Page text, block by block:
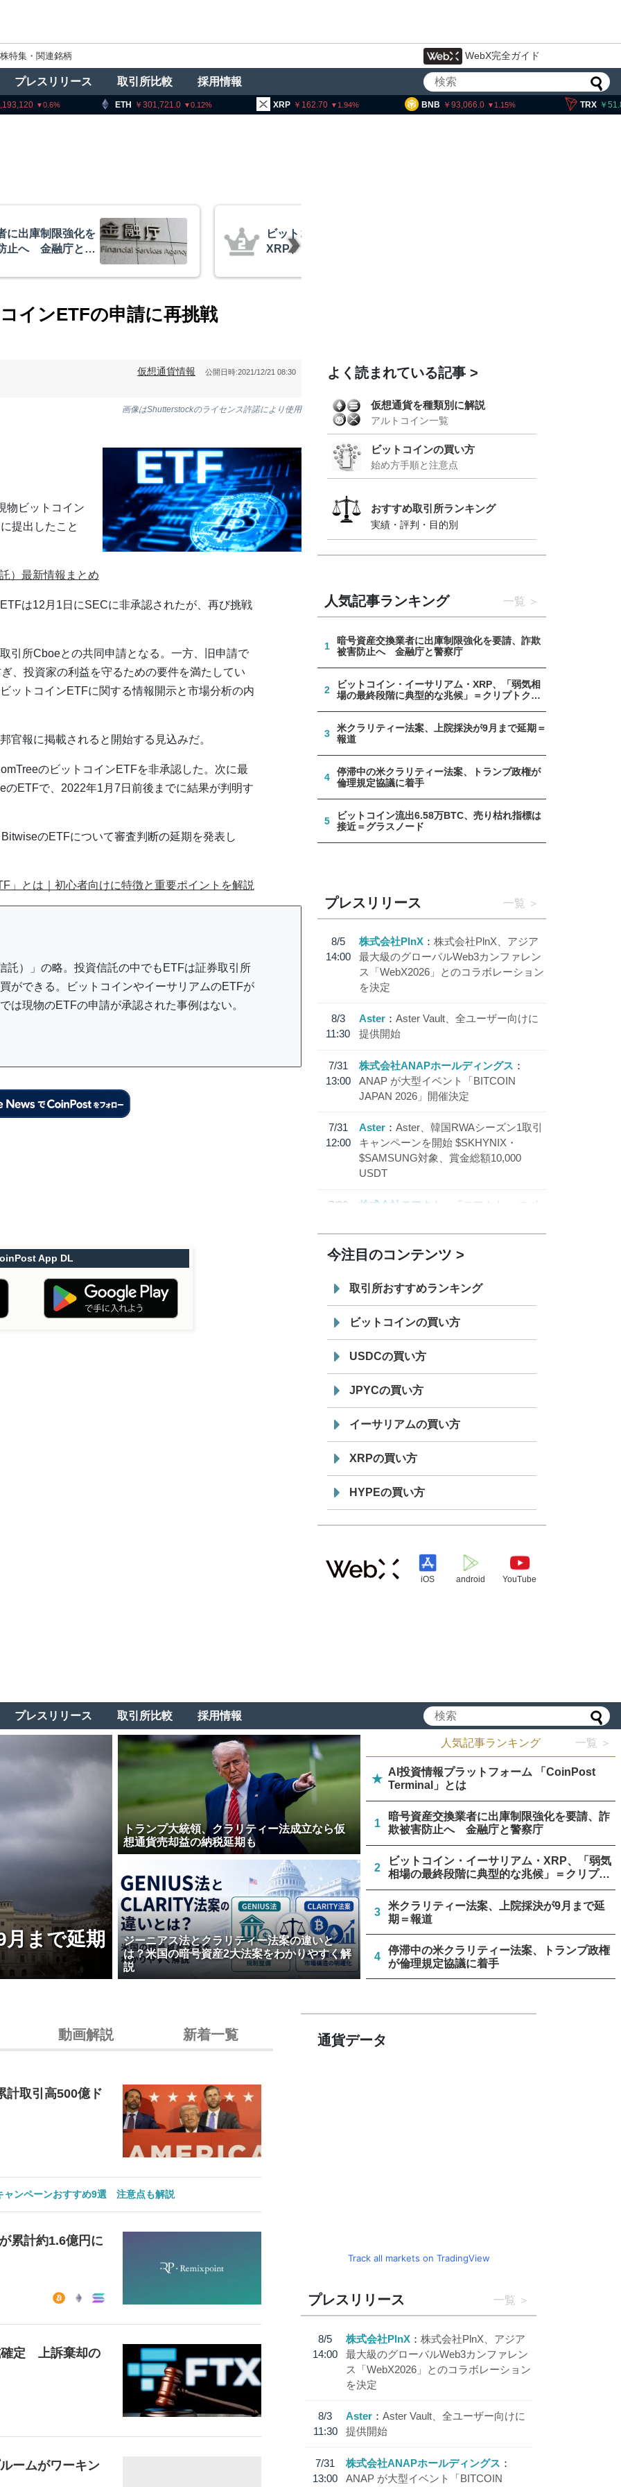
株特集・関連銘柄 WebX完全ガイド
プレスリリース 取引所比較 採用情報
ETH 301,721.0 0.12 XRP 1.94 BNB 93,066.0 1.15 TRX 0.15
イン・イーサリアム・
弱気相場の最終段階に典型
」＝クリプトクアント
インETFの申請に再挑戦
仮想通貨情報 公開日時:2021/12/21 08:30
画像はShutterstockのライセンス許諾により使用
物ビットコイン
提出したこと
）最新情報まとめ
は12月1日にSECに非承認されたが、再び挑戦
引所Cboeとの共同申請となる。一方、旧申請で
、投資家の利益を守るための要件を満たしてい
ットコインETFに関する情報開示と市場分析の内
官報に掲載されると開始する見込みだ。
のビットコインETFを非承認した。次に最
ETFで、2022年1月7日前後までに結果が判明す
のETFについて審査判断の延期を発表し
」とは｜初心者向けに特徴と重要ポイントを解説
託）」の略。投資信託の中でもETFは証券取引所
ができる。ビットコインやイーサリアムのETFが
は現物のETFの申請が承認された事例はない。
App DL
よく読まれている記事
仮想通貨を種類別に解説
アルトコイン一覧
ビットコインの買い方
始め方手順と注意点
おすすめ取引所ランキング
実績・評判・目的別
人気記事ランキング 一覧
1
暗号資産交換業者に出庫制限強化を要請、詐欺
被害防止へ 金融庁と警察庁
2
ビットコイン・イーサリアム・XRP、「弱気相
場の最終段階に典型的な兆候」＝クリプトクア
3
米クラリティー法案、上院採決が9月まで延期＝
報道
4
停滞中の米クラリティー法案、トランプ政権が
倫理規定協議に着手
5
ビットコイン流出6.58万BTC、売り枯れ指標は
接近＝グラスノード
プレスリリース 一覧
8/5
14:00
株式会社PlnX
株式会社PlnX、アジア
最大級のグローバルWeb3カンファレン
ス「WebX2026」とのコラボレーション
を決定
8/3
11:30
Aster
Aster Vault、全ユーザー向けに
提供開始
7/31
13:00
株式会社ANAPホールディングス
ANAP が大型イベント「BITCOIN
JAPAN 2026」開催決定
7/31
12:00
Aster
Aster、韓国RWAシーズン1取引
キャンペーンを開始 $SKHYNIX・
$SAMSUNG対象、賞金総額10,000
USDT
7/30
株式会社モアクト
「モアクト」 のポ
「 JPYC」を追加
19:30
てステーブルコイン「JPYSC」徹底解
説セミナーを開催
今注目のコンテンツ
取引所おすすめランキング
ビットコインの買い方
USDCの買い方
JPYCの買い方
イーサリアムの買い方
XRPの買い方
HYPEの買い方
iOS android YouTube
プレスリリース 取引所比較 採用情報
まで延期
トランプ大統領、クラリティー法成立なら仮
想通貨売却益の納税延期も
ジーニアス法とクラリティー法案の違いと
は？米国の暗号資産2大法案をわかりやすく解
説
人気記事ランキング 一覧 ＞
★
AI投資情報プラットフォーム 「CoinPost
Terminal」とは
1
暗号資産交換業者に出庫制限強化を要請、詐
欺被害防止へ 金融庁と警察庁
2
ビットコイン・イーサリアム・XRP、「弱気
相場の最終段階に典型的な兆候」＝クリプト
クアント
3
米クラリティー法案、上院採決が9月まで延
期＝報道
4
停滞中の米クラリティー法案、トランプ政権
が倫理規定協議に着手
動画解説 新着一覧
計取引高500億ド
ャンペーンおすすめ9選 注意点も解説
累計約1.6億円に
確定 上訴棄却の
ームがワーキン
通貨データ
Track all markets on TradingView
プレスリリース 一覧
8/5
14:00
株式会社PlnX
株式会社PlnX、アジア
最大級のグローバルWeb3カンファレン
ス「WebX2026」とのコラボレーション
を決定
8/3
11:30
Aster
Aster Vault、全ユーザー向けに
提供開始
7/31
13:00
株式会社ANAPホールディングス
ANAP が大型イベント「BITCOIN